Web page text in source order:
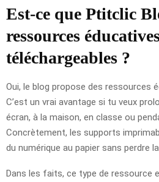
Est-ce que Ptitclic
ressources
téléchargeables ?
Oui, le blog propose des ressources
C’est un vrai avantage si tu veux
écran, à la maison, en classe ou
Concrètement, les supports
du numérique au papier sans perdre
Dans les faits, ce type de ressource